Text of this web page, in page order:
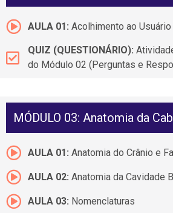
AULA 01: Acolhimento ao Usuário
QUIZ (QUESTIONÁRIO):
do Módulo 02 (Perguntas e
MÓDULO 03: Anatomia da
AULA 01: Anatomia do Crânio e
AULA 02: Anatomia da Cavidade
AULA 03: Nomenclaturas